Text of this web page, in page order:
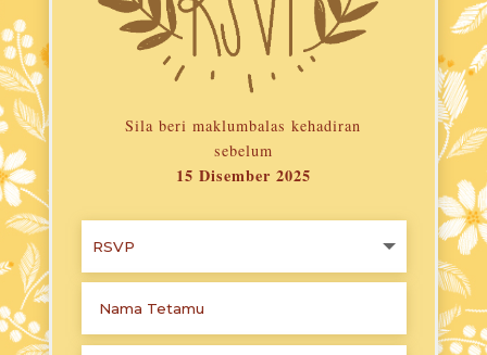
Sila beri maklumbalas kehadiran
sebelum
15 Disember 2025